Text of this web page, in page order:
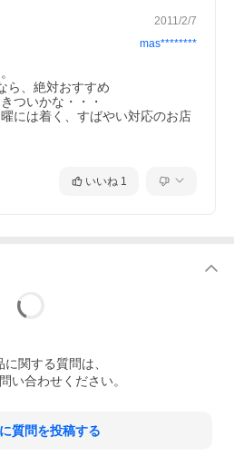
2011/2/7
mas********
ら、絶対おすすめ
ついかな・・・
には着く、すばやい対応のお店
いいね 1
に関する質問は、
い合わせください。
質問を投稿する